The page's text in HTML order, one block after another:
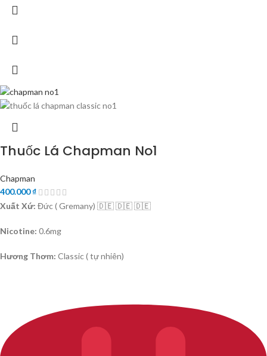
Thuốc Lá Chapman No1
Chapman
400.000₫
Xuất Xứ: Đức ( Gremany) 🇩🇪 🇩🇪 🇩🇪
Nicotine: 0.6mg
Hương Thơm: Classic ( tự nhiên)